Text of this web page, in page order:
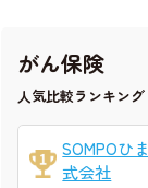
がん保険
人気比較ランキン
SOMPOひ
式会社